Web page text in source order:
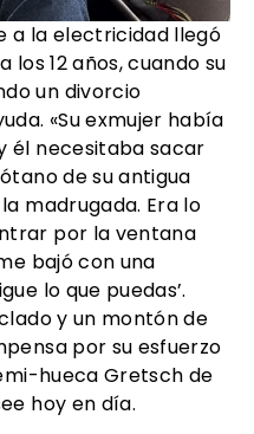
a la electricidad llegó
12 años, cuando su
un divorcio
«Su exmujer había
él necesitaba sacar
de su antigua
madrugada. Era lo
por la ventana
bajó con una
lo que puedas’.
y un montón de
por su esfuerzo
hueca Gretsch de
hoy en día.